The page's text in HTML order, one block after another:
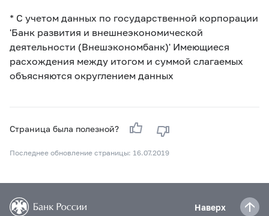
* С учетом данных по государственной корпорации
'Банк развития и внешнеэкономической
деятельности (Внешэкономбанк)' Имеющиеся
расхождения между итогом и суммой слагаемых
объясняются округлением данных
Страница была полезной?
Последнее обновление страницы: 16.07.2019
Наверх